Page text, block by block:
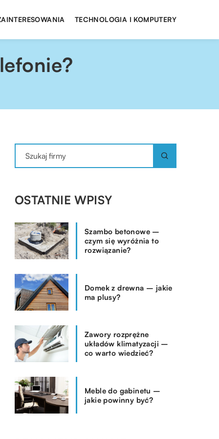
TECHNOLOGIA I KOMPUTERY
OSTATNIE WPISY
Szambo betonowe –
czym się wyróżnia to
rozwiązanie?
Domek z drewna – jakie
ma plusy?
Zawory rozprężne
układów klimatyzacji –
co warto wiedzieć?
Meble do gabinetu –
jakie powinny być?